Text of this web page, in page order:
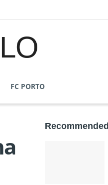
FC PORTO
Recommended